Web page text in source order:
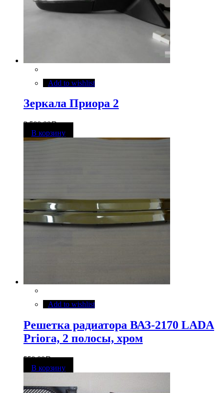
Add to wishlist
Зеркала Приора 2
3 500,00Р
В корзину
Add to wishlist
Решетка радиатора ВАЗ-2170 LADA
Priora, 2 полосы, хром
550,00Р
В корзину